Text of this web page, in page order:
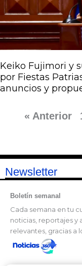
Keiko Fujimori y
por Fiestas
anuncios y
« Anterior
Newsletter
Boletín semanal
Cada semana en tu
noticias, reportajes y
relevantes, gracias a